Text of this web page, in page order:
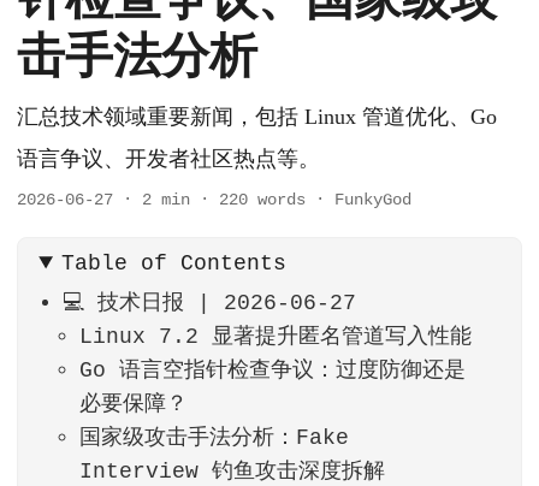
击手法分析
汇总技术领域重要新闻，包括 Linux 管道优化、Go
语言争议、开发者社区热点等。
2026-06-27 · 2 min · 220 words · FunkyGod
Table of Contents
💻 技术日报 | 2026-06-27
Linux 7.2 显著提升匿名管道写入性能
Go 语言空指针检查争议：过度防御还是
必要保障？
国家级攻击手法分析：Fake
Interview 钓鱼攻击深度拆解